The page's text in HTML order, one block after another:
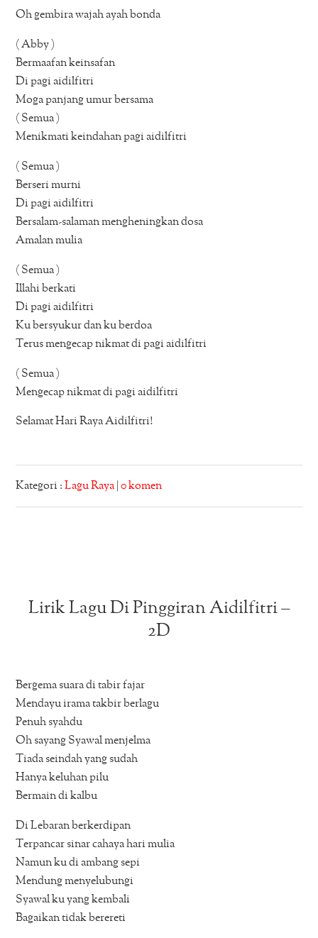
Oh gembira wajah ayah bonda
( Abby )
Bermaafan keinsafan
Di pagi aidilfitri
Moga panjang umur bersama
( Semua )
Menikmati keindahan pagi aidilfitri
( Semua )
Berseri murni
Di pagi aidilfitri
Bersalam-salaman mengheningkan dosa
Amalan mulia
( Semua )
Illahi berkati
Di pagi aidilfitri
Ku bersyukur dan ku berdoa
Terus mengecap nikmat di pagi aidilfitri
( Semua )
Mengecap nikmat di pagi aidilfitri
Selamat Hari Raya Aidilfitri!
Kategori :Lagu Raya |0 komen
Lirik Lagu Di Pinggiran Aidilfitri –
2D
Bergema suara di tabir fajar
Mendayu irama takbir berlagu
Penuh syahdu
Oh sayang Syawal menjelma
Tiada seindah yang sudah
Hanya keluhan pilu
Bermain di kalbu
Di Lebaran berkerdipan
Terpancar sinar cahaya hari mulia
Namun ku di ambang sepi
Mendung menyelubungi
Syawal ku yang kembali
Bagaikan tidak berereti